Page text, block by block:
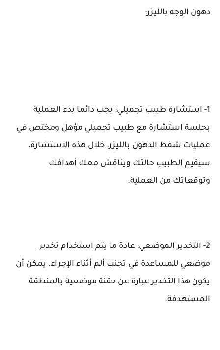
دهون الوجه بالليزر:
1- استشارة طبيب تجميلي: يجب دائما بدء العملية
بجلسة استشارة مع طبيب تجميلي مؤهل ومختص في
عمليات شفط الدهون بالليزر. خلال هذه الاستشارة،
سيقيم الطبيب حالتك ويناقش معك أهدافك
وتوقعاتك من العملية.
2- التخدير الموضعي: عادة ما يتم استخدام تخدير
موضعي للمساعدة في تجنب ألم أثناء الإجراء. يمكن أن
يكون هذا التخدير عبارة عن حقنة موضعية بالمنطقة
المستهدفة.